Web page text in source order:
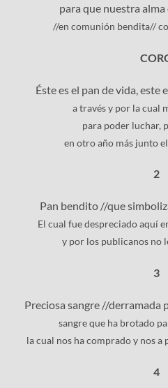
para que nuestra
//en comunión bendita//
Éste es el pan de vida, este
a través y por la cual
para poder luchar,
en otro año más junto
2
Pan bendito //que
El cual fue despreciado aquí
y por los publicanos no
3
Preciosa sangre //derramada
sangre que ha brotado
la cual nos ha comprado y nos
4